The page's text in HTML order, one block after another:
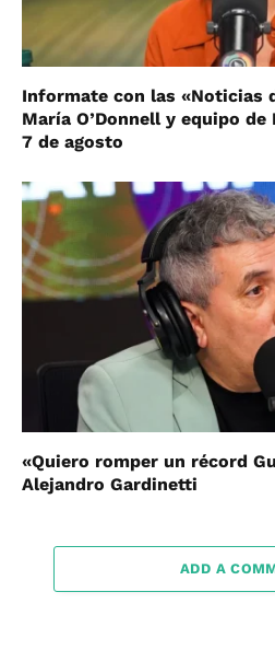
Informate con las «Noticias
María O’Donnell y equipo de
7 de agosto
«Quiero romper un récord
Alejandro Gardinetti
ADD A